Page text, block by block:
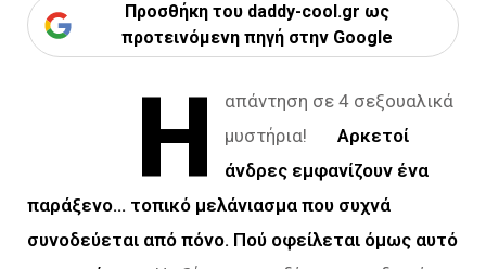
Προσθήκη του daddy-cool.gr ως
προτεινόμενη πηγή στην Google
Η
απάντηση σε 4 σεξουαλικά
μυστήρια!Αρκετοί
άνδρες εμφανίζουν ένα
παράξενο… τοπικό μελάνιασμα που συχνά
συνοδεύεται από πόνο. Πού οφείλεται όμως αυτό